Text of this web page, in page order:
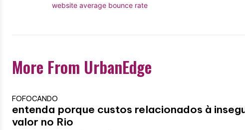
website average bounce rate
More From UrbanEdge
FOFOCANDO
entenda porque custos relacionados à
valor no Rio